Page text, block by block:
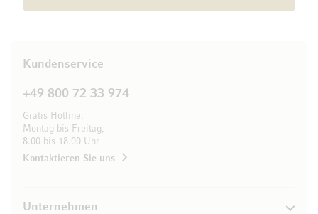
Kundenservice
+49 800 72 33 974
Gratis Hotline:
Montag bis Freitag,
8.00 bis 18.00 Uhr
Kontaktieren Sie uns
Unternehmen